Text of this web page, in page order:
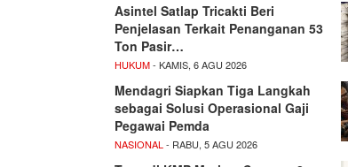
Asintel Satlap Tricakti Beri
Penjelasan Terkait Penanganan 53
Ton Pasir…
HUKUM- KAMIS, 6 AGU 2026
Mendagri Siapkan Tiga Langkah
sebagai Solusi Operasional Gaji
Pegawai Pemda
NASIONAL - RABU, 5 AGU 2026